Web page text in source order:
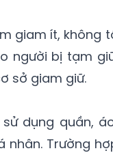
giam ít, không
người bị tạm
sở giam giữ.
dụng quần,
nhân. Trường